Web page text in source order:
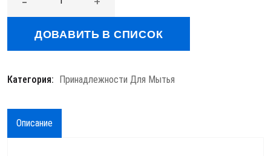
ДОВАВИТЬ В СПИСОК
Категория: Принадлежности Для Мытья
Описание